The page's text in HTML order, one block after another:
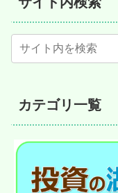
カテゴリ一覧